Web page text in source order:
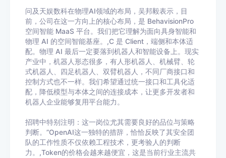
问及天娱数科在物理AI领域的布局，吴邦毅表示，目
前，公司在这一方向上的核心布局，是 BehavisionPro
空间智能 MaaS 平台。我们把它理解为面向具身智能和
物理 AI 的空间智能基座。,C 是 Client，端侧和本体适
配。物理 AI 最后一定要落到机器人和智能设备上。现实
产业中，机器人形态很多，有人形机器人、机械臂、轮
式机器人、四足机器人、双臂机器人，不同厂商接口和
控制方式也不一样。我们希望通过统一接口和工具化适
配，降低模型与本体之间的连接成本，让更多开发者和
机器人企业能够复用平台能力。
招聘中特别注明：这一岗位尤其需要良好的品位与策略
判断。”OpenAI这一独特的措辞，恰恰反映了其安全团
队的工作性质不仅依赖工程技术，更考验人的判断
力。,Token的价格会越来越便宜，这是当前行业主流共